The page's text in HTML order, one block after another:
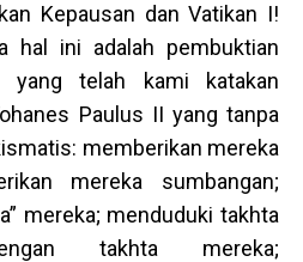
Kepausan dan Vatikan I!
hal ini adalah pembuktian
yang telah kami katakan
Paulus II yang tanpa
memberikan mereka
mereka sumbangan;
mereka; menduduki takhta
takhta mereka;